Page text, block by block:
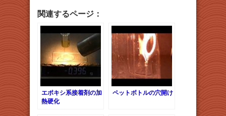
関連するページ：
エポキシ系接着剤の加
熱硬化
ペットボトルの穴開け